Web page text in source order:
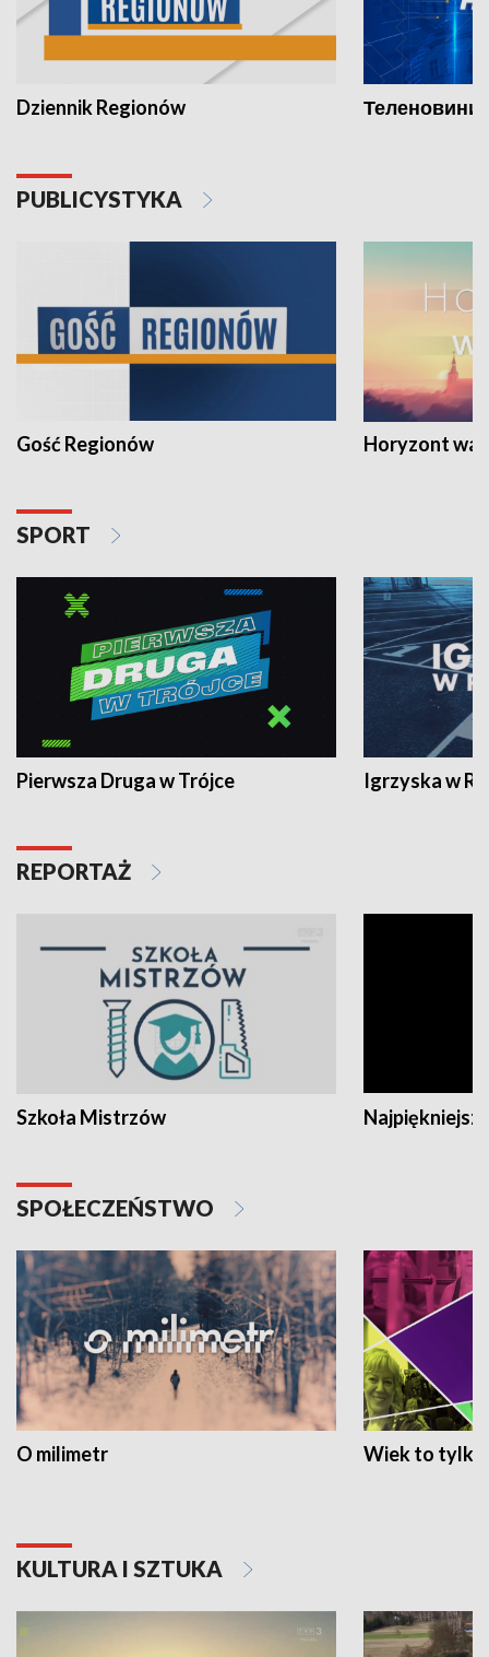
Dziennik Regionów Теленовини
PUBLICYSTYKA
Gość Regionów Horyzont
SPORT
Pierwsza Druga w Trójce Igrzyska w
REPORTAŻ
Szkoła Mistrzów
SPOŁECZEŃSTWO
O milimetr Wiek to tylko
KULTURA I SZTUKA